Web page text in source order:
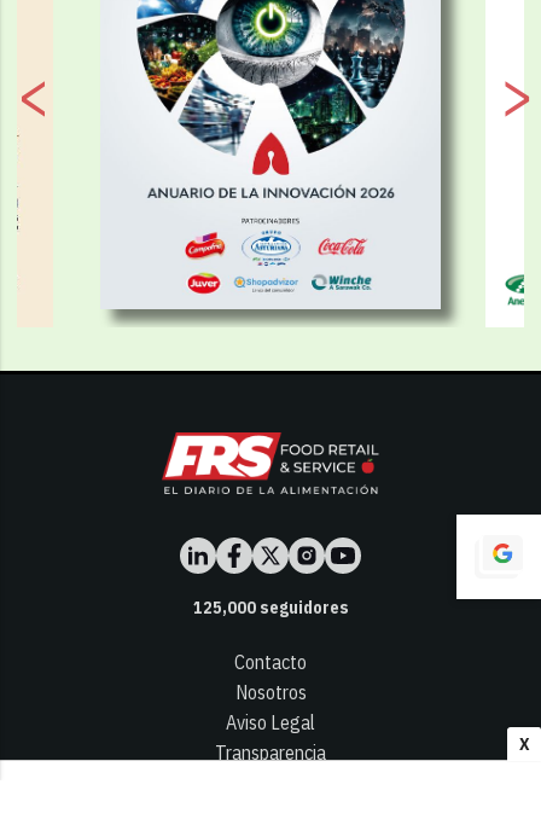
X
125,000seguidores
Contacto
Nosotros
Aviso Legal
Transparencia